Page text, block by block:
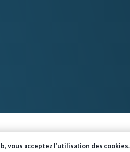
vous acceptez l’utilisation des cookies.